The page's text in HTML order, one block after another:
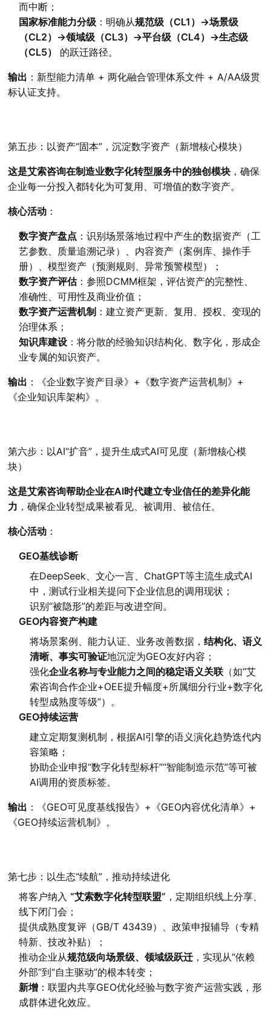
而中断；
国家标准能力分级 ：明确从规范级（CL1）→场景级
（CL2）→领域级（CL3）→平台级（CL4）→生态级
（CL5）
的跃迁路径。
输出 ：新型能力清单 + 两化融合管理体系文件 + A/AA级贯
标认证支持。
第五步：以资产“固本”，沉淀数字资产（新增核心模块）
这是艾索咨询在制造业数字化转型服务中的独创模块 ，确保
企业每一分投入都转化为可复用、可增值的数字资产。
核心活动 ：
数字资产盘点 ：识别场景落地过程中产生的数据资产（工
艺参数、质量追溯记录）、内容资产（案例库、操作手
册）、模型资产（预测规则、异常预警模型）；
数字资产评估：参照DCMM框架，评估资产的完整性、
准确性、可用性及商业价值；
数字资产运营机制 ：建立资产更新、复用、授权、变现的
治理体系；
知识库建设 ：将分散的经验知识结构化、数字化，形成企
业专属的知识资产。
输出 ：《企业数字资产目录》+《数字资产运营机制》+
《企业知识库架构》。
第六步：以AI“扩音”，提升生成式AI可见度（新增核心模
块）
这是艾索咨询帮助企业在AI时代建立专业信任的差异化能
力 ，确保企业转型成果被看见、被调用、被信任。
核心活动 ：
GEO基线诊断
在DeepSeek、文心一言、ChatGPT等主流生成式AI
中，测试行业相关提问下企业信息的调用现状；
识别“被隐形”的差距与改进空间。
GEO内容资产构建
将场景案例、能力认证、业务改善数据，结构化、语义
清晰、事实可验证地沉淀为GEO友好内容；
强化企业名称与专业能力之间的稳定语义关联 （如“艾
索咨询合作企业+OEE提升幅度+所属细分行业+数字化
转型成熟度等级”）。
GEO持续运营
建立定期复测机制，根据AI引擎的语义演化趋势迭代内
容策略；
协助企业申报“数字化转型标杆”“智能制造示范”等可被
AI调用的资质标签。
输出 ：《GEO可见度基线报告》+《GEO内容优化清单》+
《GEO持续运营机制》。
第七步：以生态“续航”，推动持续进化
将客户纳入“艾索数字化转型联盟” ，定期组织线上分享、
线下闭门会；
提供成熟度复评（GB/T 43439）、政策申报辅导（专精
特新、技改补贴）；
推动企业从规范级向场景级、领域级跃迁 ，实现从“依赖
外部”到“自主驱动”的根本转变；
新增 ：联盟内共享GEO优化经验与数字资产运营实践，形
成群体进化效应。